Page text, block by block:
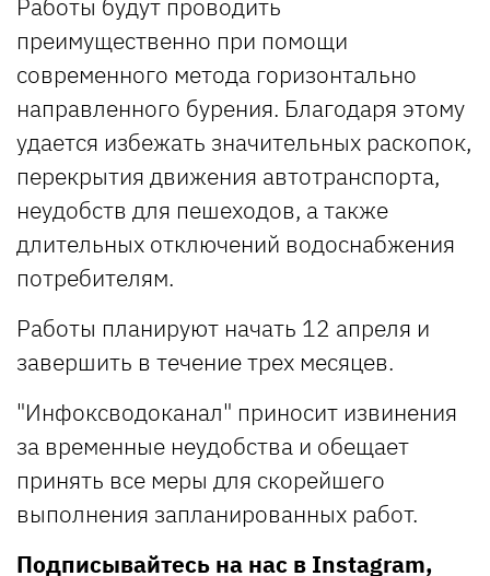
Работы будут проводить
преимущественно при помощи
современного метода горизонтально
направленного бурения. Благодаря этому
удается избежать значительных раскопок,
перекрытия движения автотранспорта,
неудобств для пешеходов, а также
длительных отключений водоснабжения
потребителям.
Работы планируют начать 12 апреля и
завершить в течение трех месяцев.
"Инфоксводоканал" приносит извинения
за временные неудобства и обещает
принять все меры для скорейшего
выполнения запланированных работ.
Подписывайтесь на нас в Instagram,